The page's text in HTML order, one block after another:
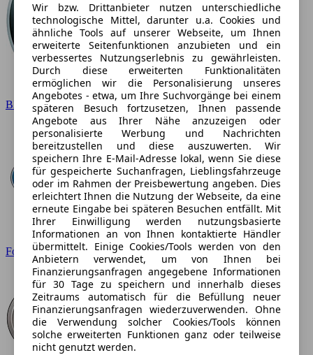
BMW
Ford
Wir bzw. Drittanbieter nutzen unterschiedliche
technologische Mittel, darunter u.a. Cookies und
ähnliche Tools auf unserer Webseite, um Ihnen
erweiterte Seitenfunktionen anzubieten und ein
verbessertes Nutzungserlebnis zu gewährleisten.
Durch diese erweiterten Funktionalitäten
ermöglichen wir die Personalisierung unseres
Angebotes - etwa, um Ihre Suchvorgänge bei einem
späteren Besuch fortzusetzen, Ihnen passende
Angebote aus Ihrer Nähe anzuzeigen oder
personalisierte Werbung und Nachrichten
bereitzustellen und diese auszuwerten. Wir
speichern Ihre E-Mail-Adresse lokal, wenn Sie diese
für gespeicherte Suchanfragen, Lieblingsfahrzeuge
oder im Rahmen der Preisbewertung angeben. Dies
erleichtert Ihnen die Nutzung der Webseite, da eine
erneute Eingabe bei späteren Besuchen entfällt. Mit
Ihrer Einwilligung werden nutzungsbasierte
Informationen an von Ihnen kontaktierte Händler
übermittelt. Einige Cookies/Tools werden von den
Anbietern verwendet, um von Ihnen bei
Finanzierungsanfragen angegebene Informationen
für 30 Tage zu speichern und innerhalb dieses
Zeitraums automatisch für die Befüllung neuer
Finanzierungsanfragen wiederzuverwenden. Ohne
die Verwendung solcher Cookies/Tools können
solche erweiterten Funktionen ganz oder teilweise
nicht genutzt werden.